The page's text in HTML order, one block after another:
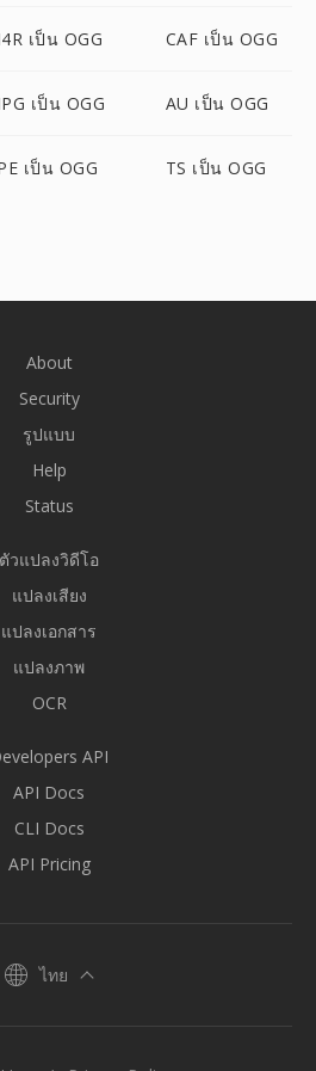
เป็น OGG CAF เป็น OGG
เป็น OGG AU เป็น OGG
เป็น OGG TS เป็น OGG
About
Security
รูปแบบ
Help
Status
ตัวแปลงวิดีโอ
แปลงเสียง
แปลงเอกสาร
แปลงภาพ
OCR
API
API Docs
CLI Docs
API Pricing
ไทย